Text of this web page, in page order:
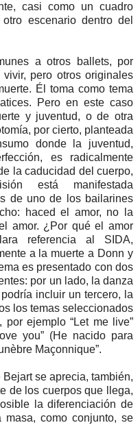
casi como un cuadro
escenario dentro del
a otros ballets, por
pero otros originales
Él toma como tema
Pero en este caso
y juventud, o de otra
por cierto, planteada
donde la juventud,
es radicalmente
la caducidad del cuerpo,
está manifestada
de uno de los bailarines
haced el amor, no la
amor. ¿Por qué el amor
referencia al SIDA,
a la muerte a Donn y
es presentado con dos
por un lado, la danza
incluir un tercero, la
los temas seleccionados
ejemplo “Let me live”
you” (He nacido para
Maçonnique”.
se aprecia, también,
de los cuerpos que llega,
la diferenciación de
como conjunto, se